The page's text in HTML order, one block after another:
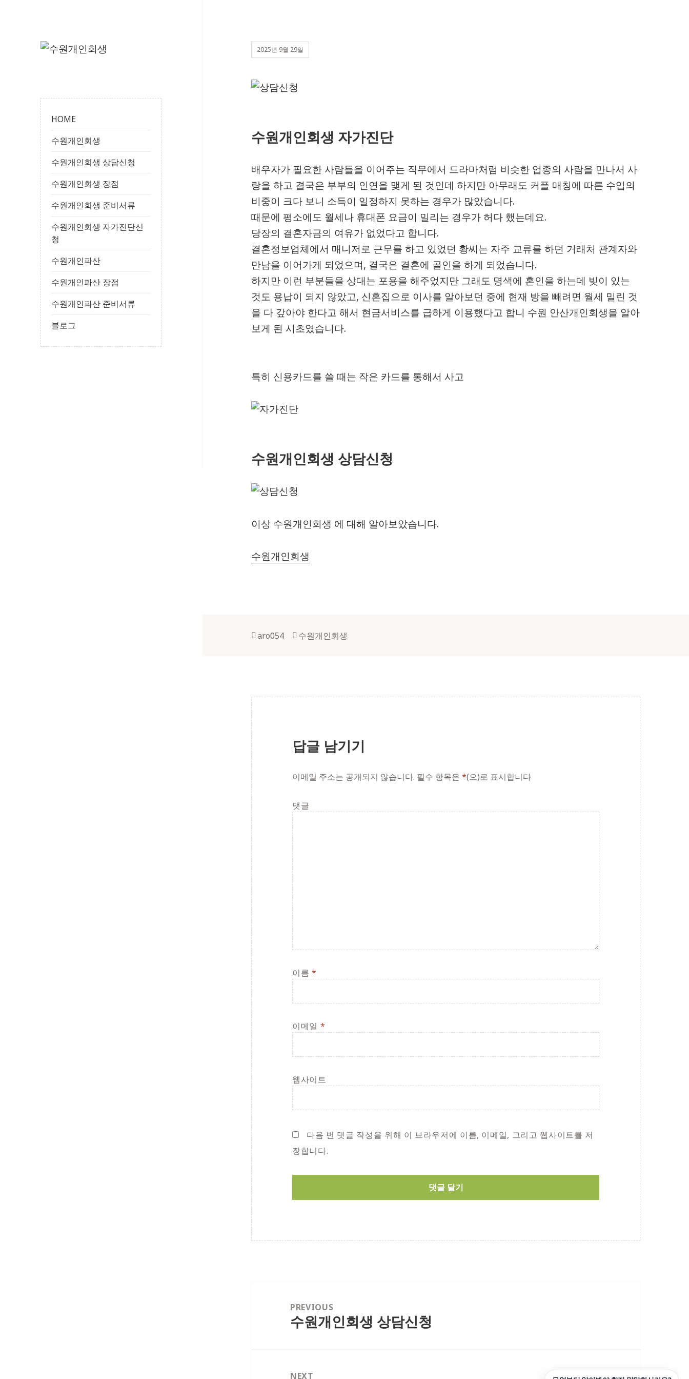
개
인
회
생
HOME
수원개인회생
수원개인회생 상담신청
수원개인회생 장점
수원개인회생 준비서류
수원개인회생 자가진단신
청
수원개인파산
수원개인파산 장점
수원개인파산 준비서류
블로그
2025년 9월 29일
수원개인회생 자가진단
배우자가 필요한 사람들을 이어주는 직무에서 드라마처럼 비슷한 업종의 사람을 만나서 사
랑을 하고 결국은 부부의 인연을 맺게 된 것인데 하지만 아무래도 커플 매칭에 따른 수입의
비중이 크다 보니 소득이 일정하지 못하는 경우가 많았습니다.
때문에 평소에도 월세나 휴대폰 요금이 밀리는 경우가 허다 했는데요.
당장의 결혼자금의 여유가 없었다고 합니다.
​결혼정보업체에서 매니저로 근무를 하고 있었던 황씨는 자주 교류를 하던 거래처 관계자와
만남을 이어가게 되었으며, 결국은 결혼에 골인을 하게 되었습니다.
하지만 이런 부분들을 상대는 포용을 해주었지만 그래도 명색에 혼인을 하는데 빚이 있는
것도 용납이 되지 않았고, 신혼집으로 이사를 알아보던 중에 현재 방을 빼려면 월세 밀린 것
을 다 갚아야 한다고 해서 현금서비스를 급하게 이용했다고 합니 수원 안산개인회생을 알아
보게 된 시초였습니다.
특히 신용카드를 쓸 때는 작은 카드를 통해서 사고
수원개인회생 상담신청
이상 수원개인회생 에 대해 알아보았습니다.
수원개인회생
Author
aro054 Tags
수원개인회생
답글 남기기
이메일 주소는 공개되지 않습니다. 필수 항목은*(으)로 표시합니다
댓글
이름*
이메일 *
웹사이트
다음 번 댓글 작성을 위해 이 브라우저에 이름, 이메일, 그리고 웹사이트를 저
장합니다.
이
PREVIOUS
Previous
수원개인회생 상담신청
NEXT